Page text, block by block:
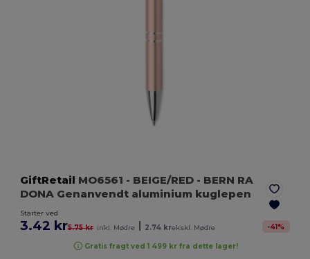
GiftRetail MO6561 - BEIGE/RED - BERN RA
DONA Genanvendt aluminium kuglepen
Starter ved
3.42 kr5.75 kr inkl. Mødre 2.74 krekskl. Mødre -41%
Gratis fragt ved 1 499 kr fra dette lager!